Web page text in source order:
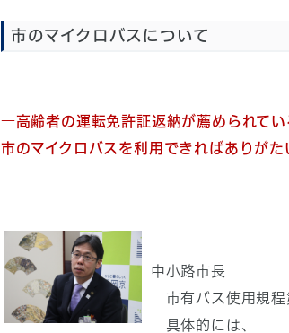
市のマイクロバスについて
―高齢者の運転免許証返納が薦められてい
市のマイクロバスを利用できればありが
中小路市長
市有バス使用規程
具体的には、